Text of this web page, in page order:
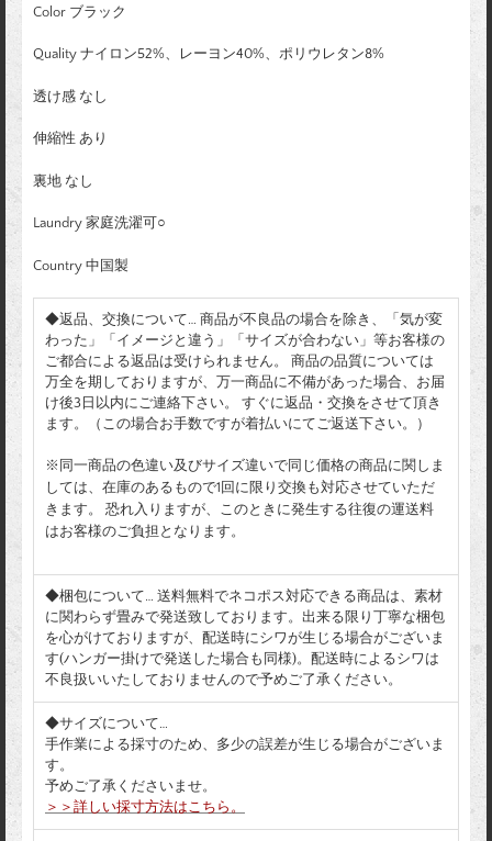
Color ブラック
Quality ナイロン52%、レーヨン40%、ポリウレタン8%
透け感 なし
伸縮性 あり
裏地 なし
Laundry 家庭洗濯可○
Country 中国製
◆返品、交換について… 商品が不良品の場合を除き、「気が変
わった」「イメージと違う」「サイズが合わない」等お客様の
ご都合による返品は受けられません。 商品の品質については
万全を期しておりますが、万一商品に不備があった場合、お届
け後3日以内にご連絡下さい。 すぐに返品・交換をさせて頂き
ます。（この場合お手数ですが着払いにてご返送下さい。）
※同一商品の色違い及びサイズ違いで同じ価格の商品に関しま
しては、在庫のあるもので1回に限り交換も対応させていただ
きます。 恐れ入りますが、このときに発生する往復の運送料
はお客様のご負担となります。
◆梱包について… 送料無料でネコポス対応できる商品は、素材
に関わらず畳みで発送致しております。出来る限り丁寧な梱包
を心がけておりますが、配送時にシワが生じる場合がございま
す(ハンガー掛けで発送した場合も同様)。配送時によるシワは
不良扱いいたしておりませんので予めご了承ください。
◆サイズについて…
手作業による採寸のため、多少の誤差が生じる場合がございま
す。
予めご了承くださいませ。
＞＞詳しい採寸方法はこちら。